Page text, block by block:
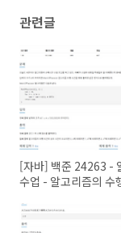
관련글
[자바] 백준 24263 -
수업 - 알고리즘의 수